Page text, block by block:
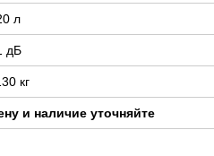
л
дБ
кг
и наличие уточняйте